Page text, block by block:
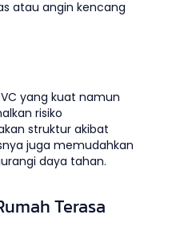
atau angin kencang
yang kuat namun
risiko
struktur akibat
juga memudahkan
daya tahan.
Terasa